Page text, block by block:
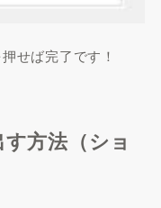
せば完了です！
方法（ショ